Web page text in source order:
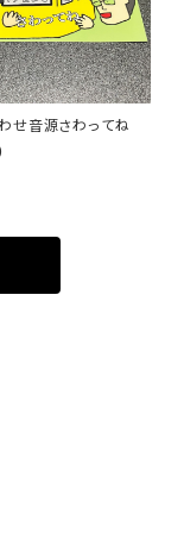
せ音源さわってね